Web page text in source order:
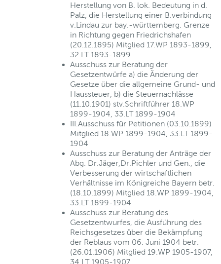
Herstellung von B. lok. Bedeutung in d.
Palz, die Herstellung einer B.verbindung
v.Lindau zur bay.-württemberg. Grenze
in Richtung gegen Friedrichshafen
(20.12.1895) Mitglied 17.WP 1893-1899,
32.LT 1893-1899
Ausschuss zur Beratung der
Gesetzentwürfe a) die Änderung der
Gesetze über die allgemeine Grund- und
Haussteuer, b) die Steuernachlässe
(11.10.1901) stv.Schriftführer 18.WP
1899-1904, 33.LT 1899-1904
III.Ausschuss für Petitionen (03.10.1899)
Mitglied 18.WP 1899-1904, 33.LT 1899-
1904
Ausschuss zur Beratung der Anträge der
Abg. Dr.Jäger,Dr.Pichler und Gen., die
Verbesserung der wirtschaftlichen
Verhältnisse im Königreiche Bayern betr.
(18.10.1899) Mitglied 18.WP 1899-1904,
33.LT 1899-1904
Ausschuss zur Beratung des
Gesetzentwurfes, die Ausführung des
Reichsgesetzes über die Bekämpfung
der Reblaus vom 06. Juni 1904 betr.
(26.01.1906) Mitglied 19.WP 1905-1907,
34.LT 1905-1907